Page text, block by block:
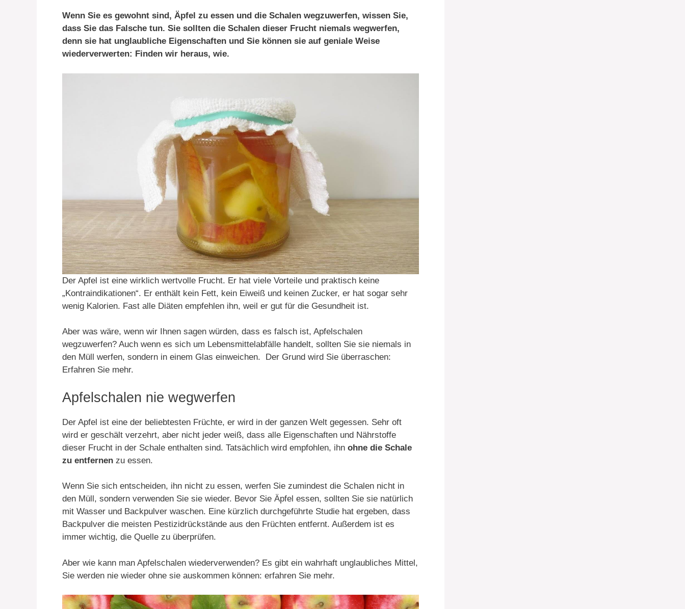
Wenn Sie es gewohnt sind, Äpfel zu essen und die Schalen wegzuwerfen, wissen Sie,
dass Sie das Falsche tun. Sie sollten die Schalen dieser Frucht niemals wegwerfen,
denn sie hat unglaubliche Eigenschaften und Sie können sie auf geniale Weise
wiederverwerten: Finden wir heraus, wie.
Der Apfel ist eine wirklich wertvolle Frucht. Er hat viele Vorteile und praktisch keine
„Kontraindikationen“. Er enthält kein Fett, kein Eiweiß und keinen Zucker, er hat sogar sehr
wenig Kalorien. Fast alle Diäten empfehlen ihn, weil er gut für die Gesundheit ist.
Aber was wäre, wenn wir Ihnen sagen würden, dass es falsch ist, Apfelschalen
wegzuwerfen? Auch wenn es sich um Lebensmittelabfälle handelt, sollten Sie sie niemals in
den Müll werfen, sondern in einem Glas einweichen. Der Grund wird Sie überraschen:
Erfahren Sie mehr.
Apfelschalen nie wegwerfen
Der Apfel ist eine der beliebtesten Früchte, er wird in der ganzen Welt gegessen. Sehr oft
wird er geschält verzehrt, aber nicht jeder weiß, dass alle Eigenschaften und Nährstoffe
dieser Frucht in der Schale enthalten sind. Tatsächlich wird empfohlen, ihn ohne die Schale
zu entfernen zu essen.
Wenn Sie sich entscheiden, ihn nicht zu essen, werfen Sie zumindest die Schalen nicht in
den Müll, sondern verwenden Sie sie wieder. Bevor Sie Äpfel essen, sollten Sie sie natürlich
mit Wasser und Backpulver waschen. Eine kürzlich durchgeführte Studie hat ergeben, dass
Backpulver die meisten Pestizidrückstände aus den Früchten entfernt. Außerdem ist es
immer wichtig, die Quelle zu überprüfen.
Aber wie kann man Apfelschalen wiederverwenden? Es gibt ein wahrhaft unglaubliches Mittel,
Sie werden nie wieder ohne sie auskommen können: erfahren Sie mehr.